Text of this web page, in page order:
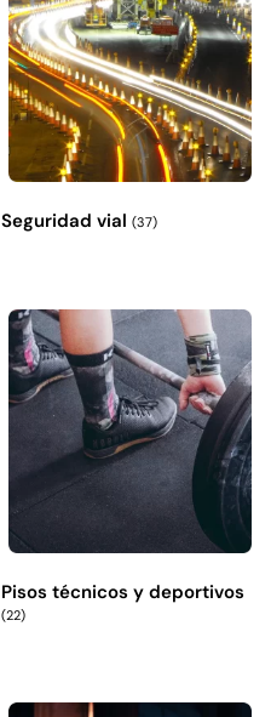
Seguridad vial (37)
Pisos técnicos y deportivos
(22)
22%
Empaquetadura 1/4" 6.4mm
hypalon sin tela 3 MPA
$1.192.666 $930.490
Agregar al carrito